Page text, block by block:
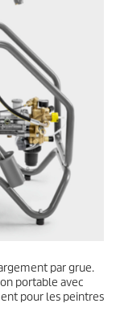
par grue.
portable avec
pour les peintres